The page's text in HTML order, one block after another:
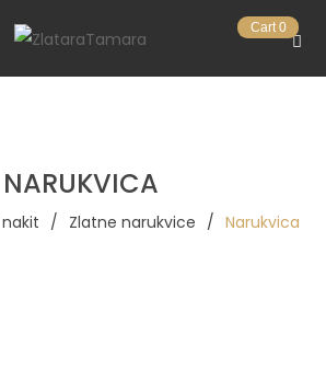
Cart 0
NARUKVICA
/ Zlatne narukvice / Narukvica